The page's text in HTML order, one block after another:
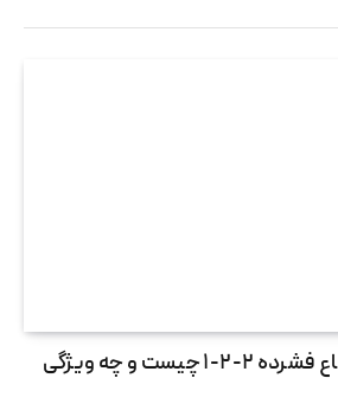
آموزش بسکتبال | دفاع فشرده ۲-۲-۱ چیست و چه ویژگی